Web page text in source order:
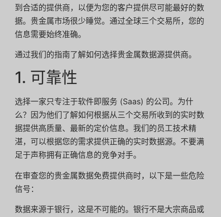
到合适的提供商，以便为您的客户提供尽可能最好的数
据。贵金属市场很少睡觉。通过全球三个交易所，您的
信息需要始终准确。
通过我们的指南了解如何选择贵金属数据源提供商。
1. 可靠性
选择一家只专注于软件即服务 (Saas) 的公司。为什
么？因为他们了解如何根据从三个交易所收到的实时数
据提供高质量、最新的定价信息。我们的员工技术精
湛，可以根据您的需求提供正确的实时数据源。不要满
足于声称拥有正确信息的竞争对手。
在审查您的贵金属数据免费提供商时，以下是一些危险
信号：
数据来源于银行，这是不可能的。银行不是大宗商品或